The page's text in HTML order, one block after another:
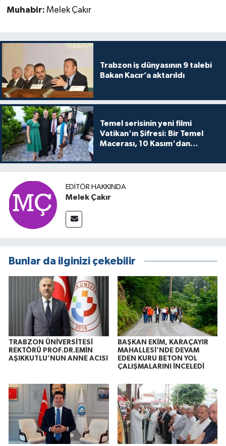
Muhabir: Melek Çakır
Trabzon iş dünyasının 9 talebi
Bakan Kacır’a aktarıldı
Temel serisinin yeni filmi
Vatikan'ın Şifresi: Bir Temel
Macerası, 10 Kasım'dan
buluşuyo
EDITÖR HAKKINDA
Melek Çakır
Bunlar da ilginizi çekebilir
TRABZON ÜNİVERSİTESİ
REKTÖRÜ PROF.DR.EMİN
AŞIKKUTLU’NUN ANNE ACISI
BAŞKAN EKİM, KARAÇAYIR
MAHALLESİ’NDE DEVAM
EDEN KURU BETON YOL
ÇALIŞMALARINI İNCELEDİ